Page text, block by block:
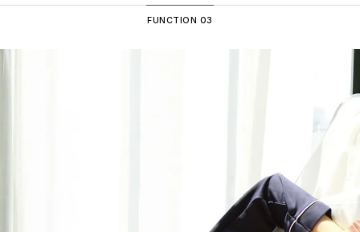
FUNCTION 03